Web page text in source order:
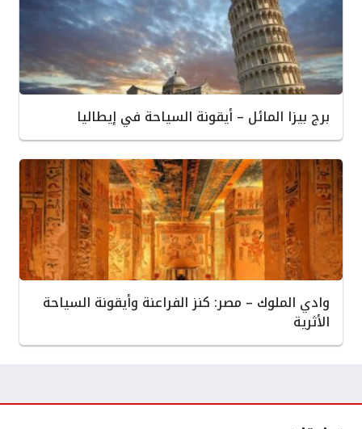
برج بيزا المائل – أيقونة السياحة في إيطاليا
وادي الملوك – مصر: كنز الفراعنة وأيقونة السياحة
الأثرية